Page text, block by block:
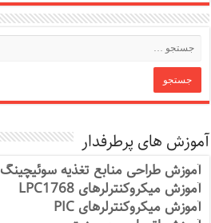
آموزش های پرطرفدار
آموزش طراحی منابع تغذیه سوئیچینگ
آموزش میکروکنترلرهای LPC1768
آموزش میکروکنترلرهای PIC